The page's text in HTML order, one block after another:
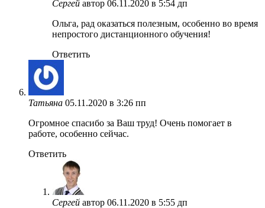
Сергей автор 06.11.2020 в 5:54 дп
Ольга, рад оказаться полезным, особенно во время
непростого дистанционного обучения!
Ответить
Татьяна 05.11.2020 в 3:26 пп
Огромное спасибо за Ваш труд! Очень помогает в
работе, особенно сейчас.
Ответить
Сергей автор 06.11.2020 в 5:55 дп